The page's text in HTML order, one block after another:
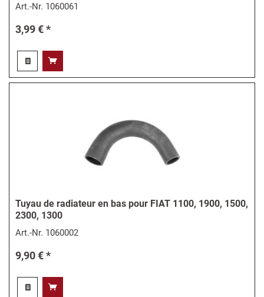
Art.-Nr. 1060061
3,99 € *
Tuyau de radiateur en bas pour FIAT 1100, 1900, 1500,
2300, 1300
Art.-Nr. 1060002
9,90 € *